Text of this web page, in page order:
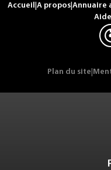
Accueil A propos Annuaire
Plan du site